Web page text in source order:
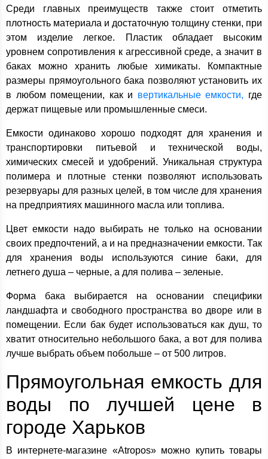
Среди главных преимуществ также стоит отметить
плотность материала и достаточную толщину стенки, при
этом изделие легкое. Пластик обладает высоким
уровнем сопротивления к агрессивной среде, а значит в
баках можно хранить любые химикаты. Компактные
размеры прямоугольного бака позволяют установить их
в любом помещении, как и вертикальные емкости, где
держат пищевые или промышленные смеси.
Емкости одинаково хорошо подходят для хранения и
транспортировки питьевой и технической воды,
химических смесей и удобрений. Уникальная структура
полимера и плотные стенки позволяют использовать
резервуары для разных целей, в том числе для хранения
на предприятиях машинного масла или топлива.
Цвет емкости надо выбирать не только на основании
своих предпочтений, а и на предназначении емкости. Так
для хранения воды используются синие баки, для
летнего душа – черные, а для полива – зеленые.
Форма бака выбирается на основании специфики
ландшафта и свободного пространства во дворе или в
помещении. Если бак будет использоваться как душ, то
хватит относительно небольшого бака, а вот для полива
лучше выбрать объем побольше – от 500 литров.
Прямоугольная емкость для
воды по лучшей цене в
городе Харьков
В интернете-магазине «Atropos» можно купить товары